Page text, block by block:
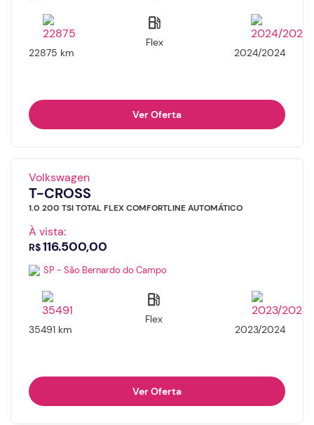
22875 km
Flex
2024/2024
Ver Oferta
Volkswagen
T-CROSS
1.0 200 TSI TOTAL FLEX COMFORTLINE AUTOMÁTICO
À vista:
R$116.500,00
SP - São Bernardo do Campo
35491 km
Flex
2023/2024
Ver Oferta